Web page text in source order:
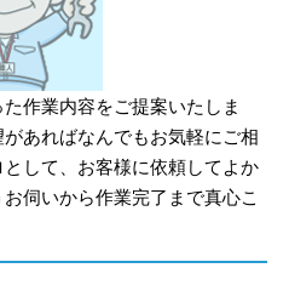
作業内容をご提案いたしま
あればなんでもお気軽にご相
して、お客様に依頼してよか
伺いから作業完了まで真心こ